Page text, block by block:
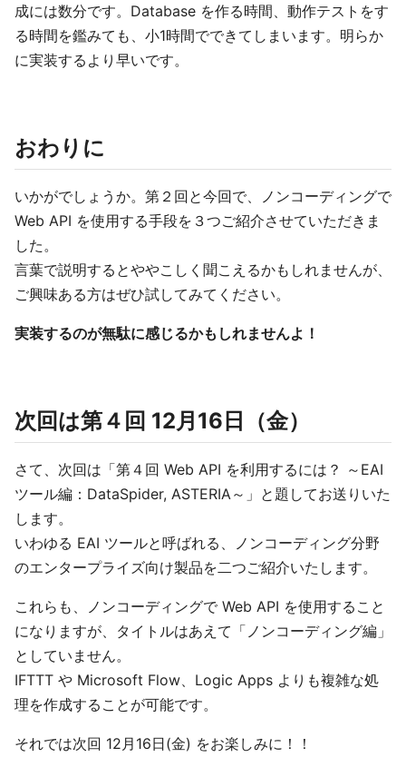
成には数分です。Database を作る時間、動作テストをす
る時間を鑑みても、小1時間でできてしまいます。明らか
に実装するより早いです。
おわりに
いかがでしょうか。第２回と今回で、ノンコーディングで
Web API を使用する手段を３つご紹介させていただきま
した。
言葉で説明するとややこしく聞こえるかもしれませんが、
ご興味ある方はぜひ試してみてください。
実装するのが無駄に感じるかもしれませんよ！
次回は第４回 12月16日（金）
さて、次回は「第４回 Web API を利用するには？ ～EAI
ツール編：DataSpider, ASTERIA～」と題してお送りいた
します。
いわゆる EAI ツールと呼ばれる、ノンコーディング分野
のエンタープライズ向け製品を二つご紹介いたします。
これらも、ノンコーディングで Web API を使用すること
になりますが、タイトルはあえて「ノンコーディング編」
としていません。
IFTTT や Microsoft Flow、Logic Apps よりも複雑な処
理を作成することが可能です。
それでは次回 12月16日(金) をお楽しみに！！